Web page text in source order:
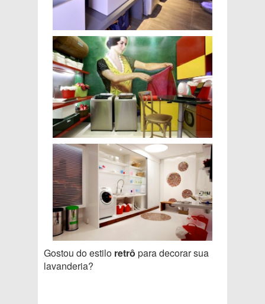
Gostou do estilo retrô para decorar sua
lavanderia?